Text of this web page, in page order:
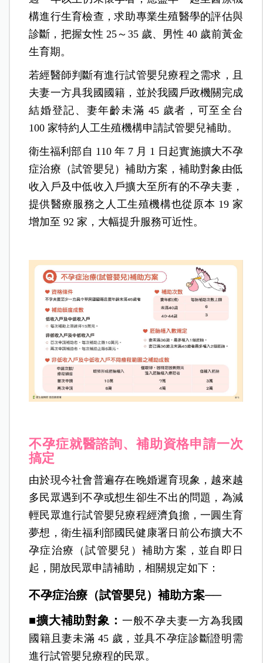
構進行生育檢查，求助專業生殖醫學的評估與
診斷，把握女性 25～35 歲、男性 40 歲前黃金
生育期。
若經醫師判斷有進行試管嬰兒療程之需求，且
夫妻一方具我國國籍，並於我國戶政機關完成
結婚登記、妻年齡未滿 45 歲者，可至全台
100 家特約人工生殖機構申請試管嬰兒補助。
衛生福利部自 110 年 7 月 1 日起實施擴大不孕
症治療（試管嬰兒）補助方案，補助對象由低
收入戶及中低收入戶擴大至所有的不孕夫妻，
提供醫療服務之人工生殖機構也從原本 19 家
增加至 92 家，大幅提升服務可近性。
不孕症就醫諮詢、補助資格申請一次
搞定
由於現今社會普遍存在晚婚遲育現象，越來越
多民眾遇到不孕或想生卻生不出的問題，為減
輕民眾進行試管嬰兒療程經濟負擔，一圓生育
夢想，衛生福利部國民健康署日前公布擴大不
孕症治療（試管嬰兒）補助方案，並自即日
起，開放民眾申請補助，相關規定如下：
不孕症治療（試管嬰兒）補助方案──
■擴大補助對象： 一般不孕夫妻一方為我國
國籍且妻未滿 45 歲，並具不孕症診斷證明需
進行試管嬰兒療程的民眾。